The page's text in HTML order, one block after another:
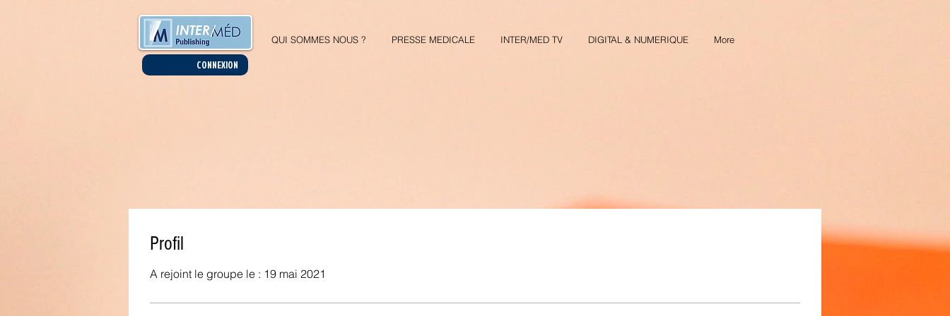
Profil
A rejoint le groupe le : 19 mai 2021
QUI SOMMES NOUS ? PRESSE MEDICALE INTER/MED TV DIGITAL & NUMERIQUE More
CONNEXION